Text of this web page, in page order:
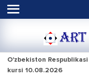
ART
O'zbekiston
kursi 10.08.2026